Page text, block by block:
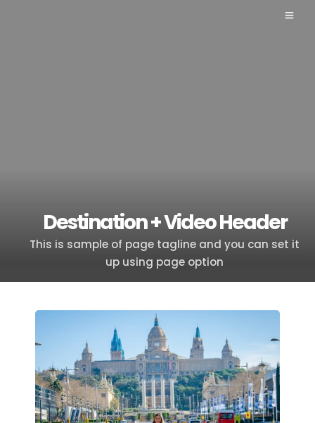
Destination + Video Header
This is sample of page tagline and you can set it
up using page option